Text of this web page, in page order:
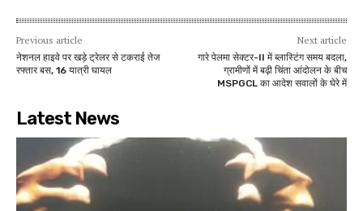
Previous article
नेशनल हाइवे पर खड़े ट्रेलर से टकराई तेज
रफ्तार बस, 16 यात्री घायल
Next article
गारे पेलमा सेक्टर-II में ब्लास्टिंग समय बदला,
ग्रामीणों में बढ़ी चिंता आंदोलन के बीच
MSPGCL का आदेश सवालों के घेरे में
Latest News